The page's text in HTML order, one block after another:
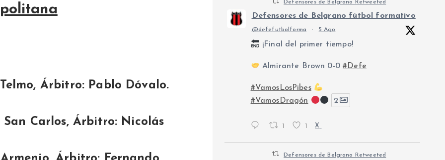
Árbitro: Pablo Dóvalo.
Carlos, Árbitro: Nicolás
Defensores de Belgrano Retweeted
Defensores de Belgrano fútbol formativo
@defefutbolforma · 5 Ago
¡Final del primer tiempo!
Almirante Brown 0-0#Defe
#VamosLosPibes
#VamosDragón
2
1 1 X
Defensores de Belgrano Retweeted